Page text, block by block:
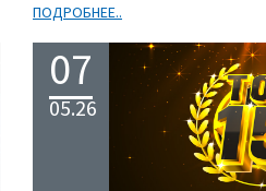
ПОДРОБНЕЕ..
07
05.26